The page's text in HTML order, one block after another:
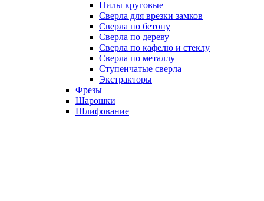
Пилы круговые
Сверла для врезки замков
Сверла по бетону
Сверла по дереву
Сверла по кафелю и стеклу
Сверла по металлу
Ступенчатые сверла
Экстракторы
Фрезы
Шарошки
Шлифование